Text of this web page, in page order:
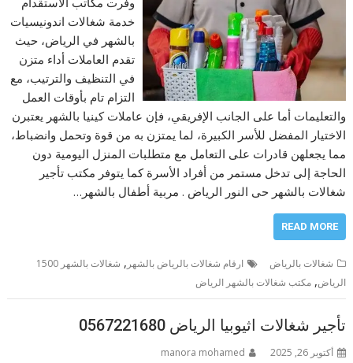
خدمة شغالات اندونيسيات
بالشهر في الرياض، حيث
تقدم العاملات أداء متزن
في التنظيف والترتيب، مع
التزام تام بأوقات العمل
والتعليمات أما على الجانب الإفريقي، فإن عاملات كينيا بالشهر يعتبرن
الاختيار المفضل للأسر الكبيرة، لما يمتزن به من قوة وتحمل وانضباط،
مما يجعلهن قادرات على التعامل مع متطلبات المنزل اليومية دون
الحاجة إلى تدخل مستمر من أفراد الأسرة كما يتوفر مكتب تأجير
شغالات بالشهر حى النور الرياض . مربية أطفال بالشهر…
READ MORE
شغالات بالرياض ارقام شغالات بالرياض بالشهر ,
شغالات بالشهر 1500
الرياض,مكتب شغالات بالشهر الرياض
تأجير شغالات اثيوبيا الرياض 0567221680
أكتوبر 26, 2025 manora mohamed